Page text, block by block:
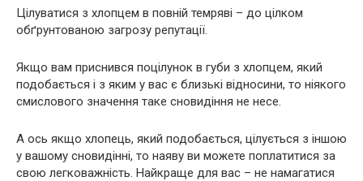
Цілуватися з хлопцем в повній темряві – до цілком
обґрунтованою загрозу репутації.
Якщо вам приснився поцілунок в губи з хлопцем, який
подобається і з яким у вас є близькі відносини, то ніякого
смислового значення таке сновидіння не несе.
А ось якщо хлопець, який подобається, цілується з іншою
у вашому сновидінні, то наяву ви можете поплатитися за
свою легковажність. Найкраще для вас – не намагатися